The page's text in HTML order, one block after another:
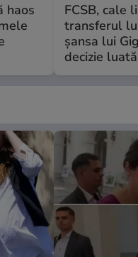
haos
FCSB, cale
transferul
șansa lui
decizie